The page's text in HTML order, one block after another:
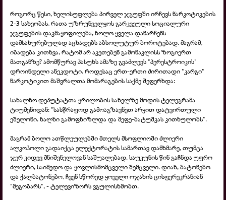
როგორც წესი, ხელისუფლება პირველ ჯგუფში ირჩევს ნარკოტიკების
2-3 სახეობას, რათა უზრუნველყოს გარკვეული სოციალური
ჯგუფების დაკმაყოფილება, ხოლო ყველა დანარჩენს
დამსახურებულად აცხადებს აბსოლუტურ ბოროტებად. მაგრამ,
იბადება კითხვა, რატომ არ აკეთებენ გამონაკლისს ზოგიერთ
მათგანზე? ამომწურავ პასუხს ამაზე გვაძლევს "პერესტროიკის"
დროინდელი ანეკდოტი, როდესაც ერთ-ერთი ძირითადი "კარგი"
ნარკოტიკით მაშვრალთა მომარაგების საქმე შეფერხდა:
სახალხო დეპუტატთა ყრილობის სახელზე მოდის ტელეგრამა
ტიუმენიდან: "სასწრაფოდ გამოაგზავნეთ არყით დატვირთული
ეშელონი. ხალხი გამოფხიზლდა და მეფე-ბატუშკას კითხულობს".
მაგრამ ბოლო ათწლეულებში მთელს მსოფლიოში ძლიერი
ალკოჰოლი გადაიქცა ელექტორატის სამართავ დამხმარე, თუმცა
ჯერ კიდევ მნიშვნელოვან საშუალებად. საუკუნის წინ გაჩნდა უფრო
ძლიერი, საიმედო და ყოვლისმომცველი შემცველი. დიახ, ბატონებო
და ქალბატონებო, ჩვენ სწორედ ყოველი ოჯახის ცისფერეკრანიან
"მეგობარს", - ტელევიზორს ვგულისხმობთ.